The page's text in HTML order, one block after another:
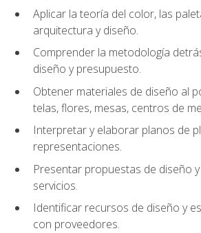
Aplicar la teoría del color, las
arquitectura y diseño.
Comprender la metodología
diseño y presupuesto.
Obtener materiales de diseño al
telas, flores, mesas, centros de
Interpretar y elaborar planos de
representaciones.
Presentar propuestas de diseño
servicios.
Identificar recursos de diseño y
con proveedores.